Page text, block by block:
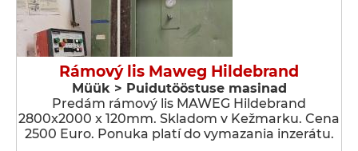
Rámový lis Maweg Hildebrand
Müük > Puidutööstuse masinad
Predám rámový lis MAWEG Hildebrand
2800x2000 x 120mm. Skladom v Kežmarku. Cena
2500 Euro. Ponuka platí do vymazania inzerátu.